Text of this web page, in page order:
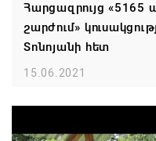
Հարցազրույց
շարժում»
Տոնոյանի հետ
15.06.2021